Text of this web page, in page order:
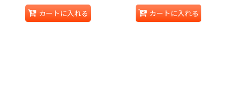
カートに入れる カートに入れる